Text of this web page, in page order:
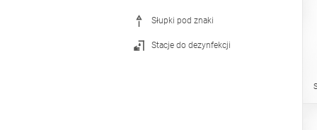
Słupki pod znaki
Stacje do dezynfekcji